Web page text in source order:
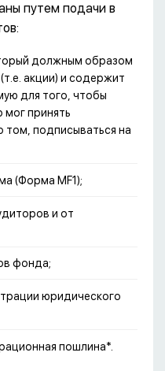
путем подачи в
должным образом
акции) и содержит
для того, чтобы
мог принять
подписываться на
(Форма MF1);
и от
фонда;
юридического
пошлина*.